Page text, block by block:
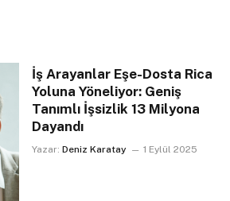
İş Arayanlar Eşe-Dosta Rica
Yoluna Yöneliyor: Geniş
Tanımlı İşsizlik 13 Milyona
Dayandı
Yazar: Deniz Karatay 1 Eylül 2025